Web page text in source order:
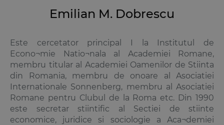
Emilian M. Dobrescu
Este cercetator principal I la Institutul de
Econo¬mie Natio¬nala al Academiei Romane,
membru titular al Academiei Oamenilor de Stiinta
din Romania, membru de onoare al Asociatiei
Internationale Sonnenberg, membru al Asociatiei
Romane pentru Clubul de la Roma etc. Din 1990
este secretar stiintific al Sectiei de stiinte
economice, juridice si sociologie a Aca¬demiei